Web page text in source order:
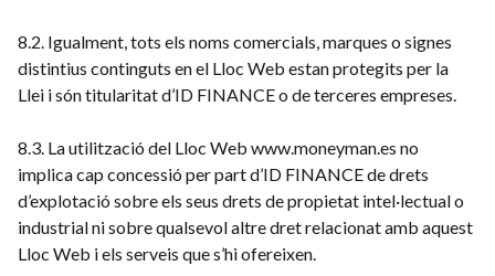
8.2. Igualment, tots els noms comercials, marques o signes
distintius continguts en el Lloc Web estan protegits per la
Llei i són titularitat d’ID FINANCE o de terceres empreses.
8.3. La utilització del Lloc Web www.moneyman.es no
implica cap concessió per part d’ID FINANCE de drets
d’explotació sobre els seus drets de propietat intel·lectual o
industrial ni sobre qualsevol altre dret relacionat amb aquest
Lloc Web i els serveis que s’hi ofereixen.